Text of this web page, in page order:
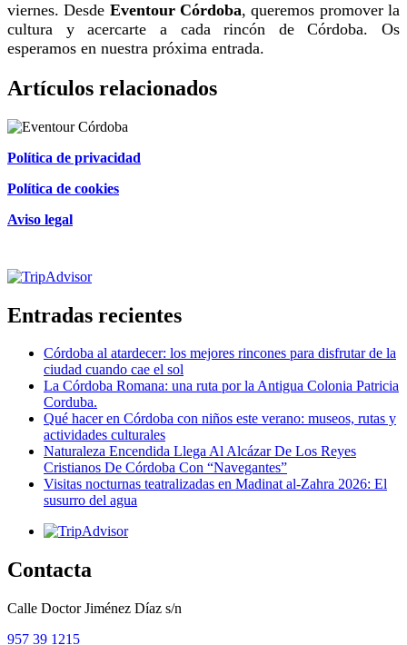
viernes. Desde Eventour Córdoba, queremos promover la
cultura y acercarte a cada rincón de Córdoba. Os
esperamos en nuestra próxima entrada.
Artículos relacionados
Política de privacidad
Política de cookies
Aviso legal
Entradas recientes
Córdoba al atardecer: los mejores rincones para disfrutar de la
ciudad cuando cae el sol
La Córdoba Romana: una ruta por la Antigua Colonia Patricia
Corduba.
Qué hacer en Córdoba con niños este verano: museos, rutas y
actividades culturales
Naturaleza Encendida Llega Al Alcázar De Los Reyes
Cristianos De Córdoba Con “Navegantes”
Visitas nocturnas teatralizadas en Madinat al-Zahra 2026: El
susurro del agua
Contacta
Calle Doctor Jiménez Díaz s/n
957 39 1215